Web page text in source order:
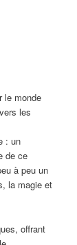
le monde
les
: un
de ce
à peu un
la magie et
offrant